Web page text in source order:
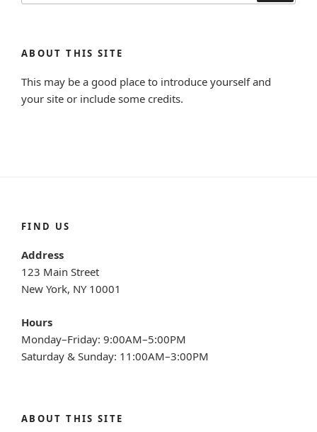
ABOUT THIS SITE
This may be a good place to introduce yourself and
your site or include some credits.
FIND US
Address
123 Main Street
New York, NY 10001
Hours
Monday–Friday: 9:00AM–5:00PM
Saturday & Sunday: 11:00AM–3:00PM
ABOUT THIS SITE